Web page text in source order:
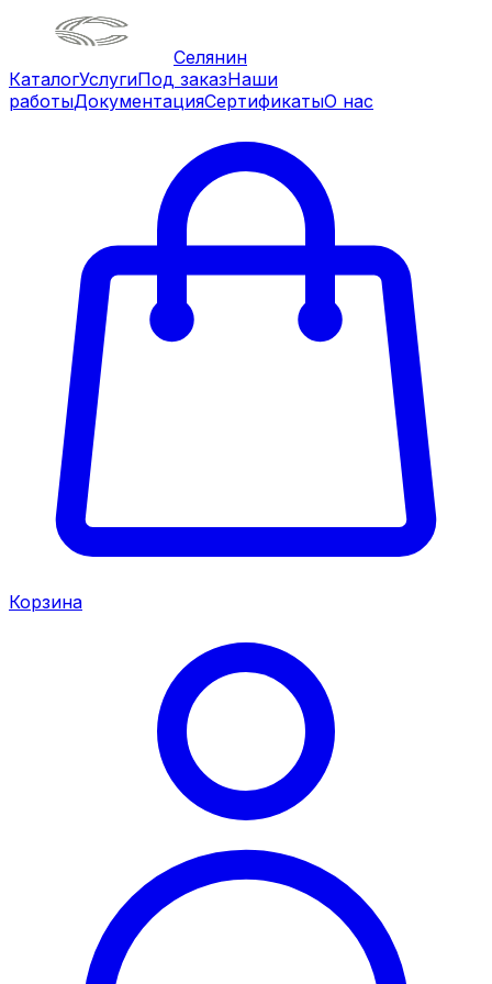
Селянин
КаталогУслугиПод заказНаши
работыДокументацияСертификатыО нас
Корзина